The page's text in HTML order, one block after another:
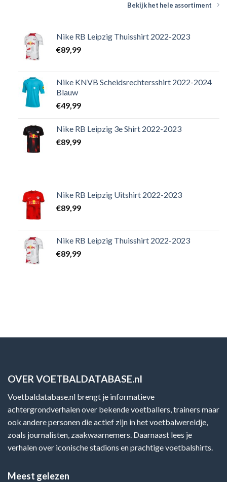
Bekijk het hele assortiment
Nike RB Leipzig Thuisshirt 2022-2023
€89,99
Nike KNVB Scheidsrechtersshirt 2022-2024
Blauw
€49,99
Nike RB Leipzig 3e Shirt 2022-2023
€89,99
Nike RB Leipzig Uitshirt 2022-2023
€89,99
Nike RB Leipzig Thuisshirt 2022-2023
€89,99
OVER VOETBALDATABASE.nl
Voetbaldatabase.nl brengt je informatieve
achtergrondverhalen over bekende voetballers, trainers maar
ook andere personen die actief zijn in het voetbalwereldje,
zoals journalisten, zaakwaarnemers. Daarnaast lees je
verhalen over iconische stadions en prachtige voetbalshirts.
Meest gelezen